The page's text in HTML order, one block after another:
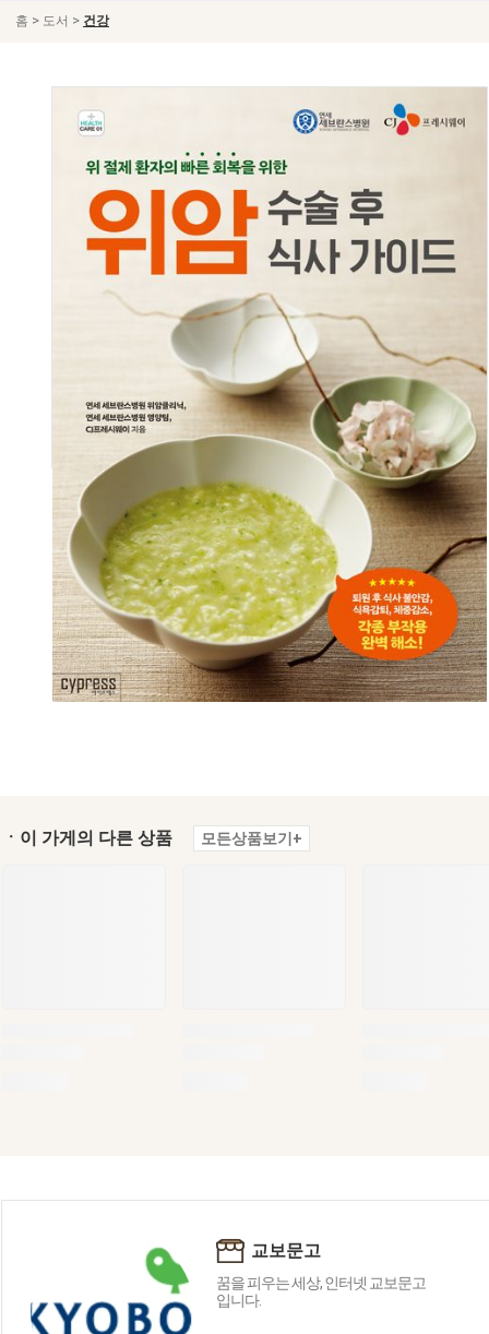
홈 > 도서 > 건강
ㆍ이 가게의 다른 상품 모든상품보기+
교보문고
꿈을 피우는 세상, 인터넷 교보문고
입니다.